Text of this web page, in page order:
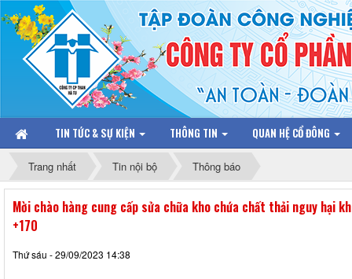
TIN TỨC & SỰ KIỆN THÔNG TIN QUAN HỆ CỔ ĐÔNG
Trang nhất Tin nội bộ Thông báo
Mời chào hàng cung cấp sửa chữa kho chứa chất thải nguy hại
+170
Thứ sáu - 29/09/2023 14:38